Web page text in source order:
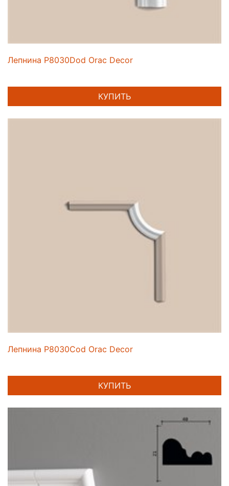
Лепнина P8030Dod Orac Decor
КУПИТЬ
Лепнина P8030Cod Orac Decor
КУПИТЬ